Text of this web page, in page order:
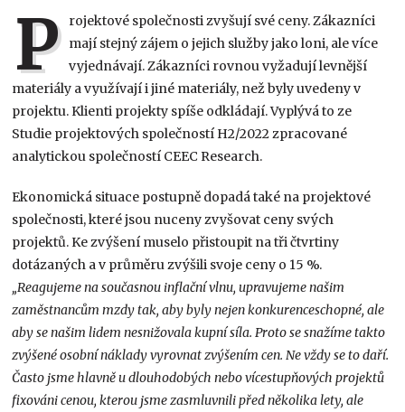
P rojektové společnosti zvyšují své ceny. Zákazníci
mají stejný zájem o jejich služby jako loni, ale více
vyjednávají. Zákazníci rovnou vyžadují levnější
materiály a využívají i jiné materiály, než byly uvedeny v
projektu. Klienti projekty spíše odkládají. Vyplývá to ze
Studie projektových společností H2/2022 zpracované
analytickou společností CEEC Research.
Ekonomická situace postupně dopadá také na projektové
společnosti, které jsou nuceny zvyšovat ceny svých
projektů. Ke zvýšení muselo přistoupit na tři čtvrtiny
dotázaných a v průměru zvýšili svoje ceny o 15 %.
„Reagujeme na současnou inflační vlnu, upravujeme našim
zaměstnancům mzdy tak, aby byly nejen konkurenceschopné, ale
aby se našim lidem nesnižovala kupní síla. Proto se snažíme takto
zvýšené osobní náklady vyrovnat zvýšením cen. Ne vždy se to daří.
Často jsme hlavně u dlouhodobých nebo vícestupňových projektů
fixováni cenou, kterou jsme zasmluvnili před několika lety, ale